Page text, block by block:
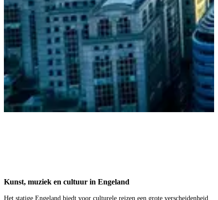
Kunst, muziek en cultuur in Engeland
Het statige Engeland biedt voor culturele reizen een grote verscheidenheid